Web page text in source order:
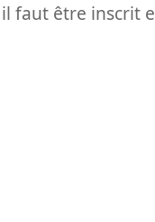
faut être inscrit